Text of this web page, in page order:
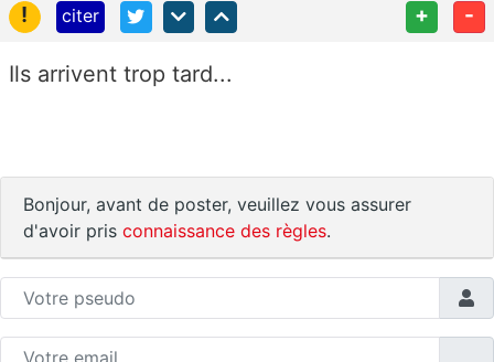
!
citer + -
Ils arrivent trop tard...
Bonjour, avant de poster, veuillez vous assurer
d'avoir pris connaissance des règles.